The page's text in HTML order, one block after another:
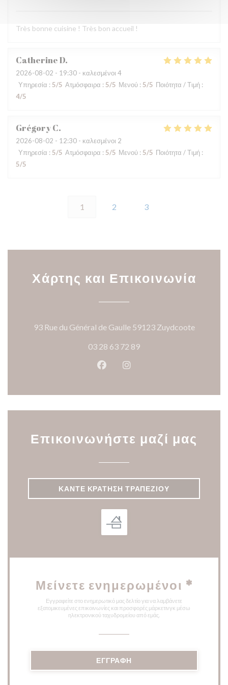
Très bonne cuisine ! Très bon accueil !
CatherineD
2026-08-02 - 19:30 - καλεσμένοι 4
Υπηρεσία : 5/5 Ατμόσφαιρα : 5/5 Μενού : 5/5 Ποιότητα / Τιμή :
4/5
GrégoryC
2026-08-02 - 12:30 - καλεσμένοι 2
Υπηρεσία : 5/5 Ατμόσφαιρα : 5/5 Μενού : 5/5 Ποιότητα / Τιμή :
5/5
1 2 3
Χάρτης και Επικοινωνία
93 Rue du Général de Gaulle 59123 Zuydcoote
03 28 63 72 89
Facebook ((ανοίγει σε νέο
Instagram ((ανοίγει σε
Επικοινωνήστε μαζί μας
ΚΆΝΤΕ ΚΡΆΤΗΣΗ ΤΡΑΠΕΖΙΟΎ
Μείνετε ενημερωμένοι *
Εγγραφείτε στο ενημερωτικό μας δελτίο για να λαμβάνετε
εξατομικευμένες επικοινωνίες και προσφορές μάρκετινγκ μέσω
ηλεκτρονικού ταχυδρομείου από εμάς.
ΕΓΓΡΑΦΉ